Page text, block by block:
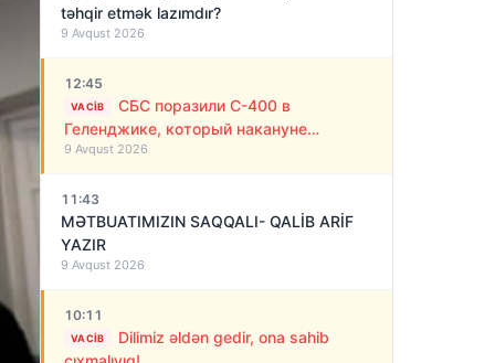
təhqir etmək lazımdır?
9 Avqust 2026
12:45
VACIB
СБС поразили С-400 в
Геленджике, который накануне
обстреливал Украину ракетами
9 Avqust 2026
11:43
MƏTBUATIMIZIN SAQQALI- QALİB ARİF
YAZIR
9 Avqust 2026
10:11
VACIB
Dilimiz əldən gedir, ona sahib